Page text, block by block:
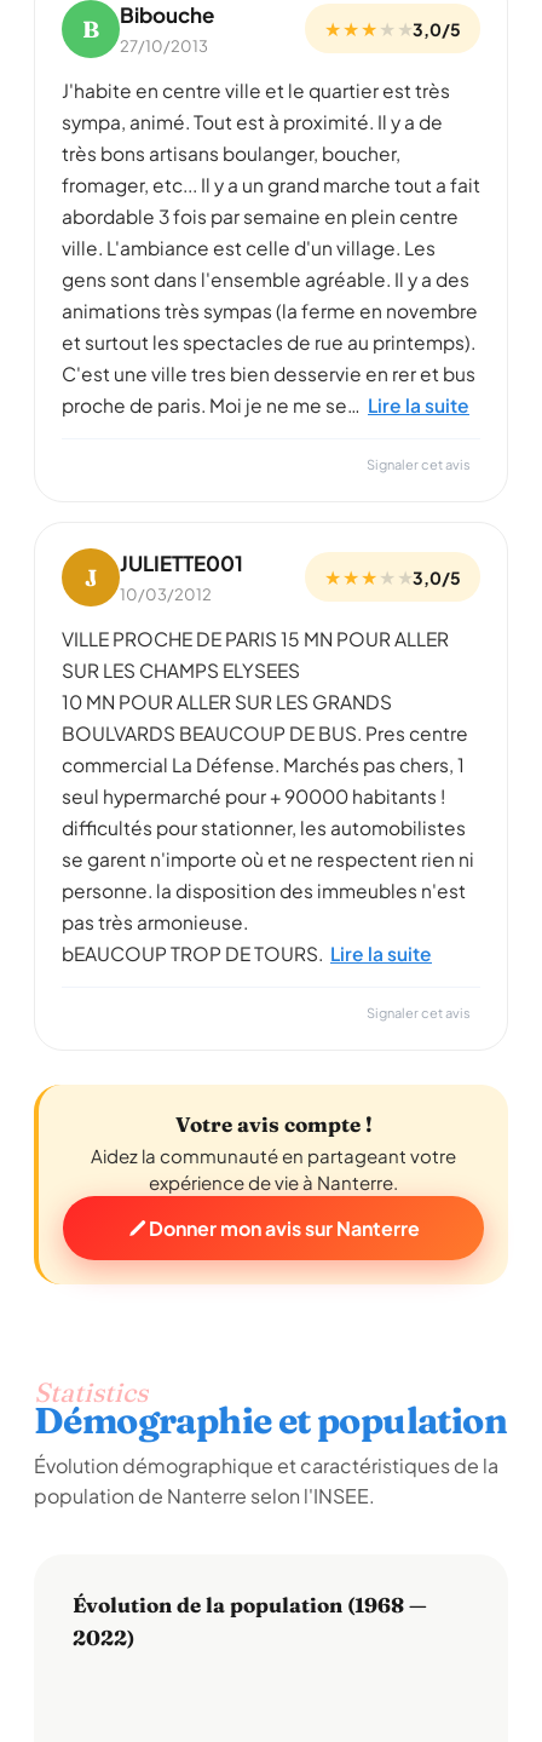
B Bibouche
27/10/2013
★ ★ ★★ ★3,0/5
J'habite en centre ville et le quartier est très
sympa, animé. Tout est à proximité. Il y a de
très bons artisans boulanger, boucher,
fromager, etc... Il y a un grand marche tout a fait
abordable 3 fois par semaine en plein centre
ville. L'ambiance est celle d'un village. Les
gens sont dans l'ensemble agréable. Il y a des
animations très sympas (la ferme en novembre
et surtout les spectacles de rue au printemps).
C'est une ville tres bien desservie en rer et bus
proche de paris. Moi je ne me se… Lire la suite
Signaler cet avis
J JULIETTE001
10/03/2012
★ ★ ★★ ★3,0/5
VILLE PROCHE DE PARIS 15 MN POUR ALLER
SUR LES CHAMPS ELYSEES
10 MN POUR ALLER SUR LES GRANDS
BOULVARDS BEAUCOUP DE BUS. Pres centre
commercial La Défense. Marchés pas chers, 1
seul hypermarché pour + 90000 habitants !
difficultés pour stationner, les automobilistes
se garent n'importe où et ne respectent rien ni
personne. la disposition des immeubles n'est
pas très armonieuse.
bEAUCOUP TROP DE TOURS. Lire la suite
Signaler cet avis
Votre avis compte !
Aidez la communauté en partageant votre
expérience de vie à Nanterre.
Donner mon avis sur Nanterre
Statistics
Démographie et population
Évolution démographique et caractéristiques de la
population de Nanterre selon l'INSEE.
Évolution de la population (1968 —
2022)